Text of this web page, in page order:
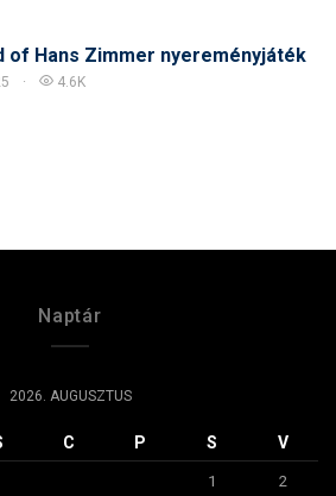
of Hans Zimmer nyereményjáték
4.6K
Naptár
2026. AUGUSZTUS
C P S V
1 2